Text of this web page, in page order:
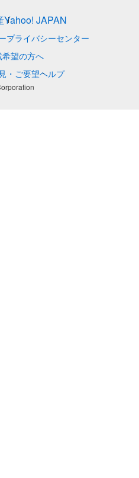
Yahoo! JAPAN
プライバシーセンター
希望の方へ
・ご要望ヘルプ